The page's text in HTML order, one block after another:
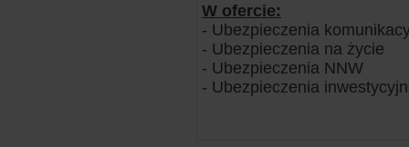
W ofercie:
- Ubezpieczenia
- Ubezpieczenia na życie
- Ubezpieczenia NNW
- Ubezpieczenia